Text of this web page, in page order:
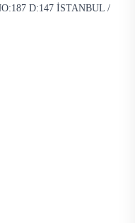
D:147 İSTANBUL /